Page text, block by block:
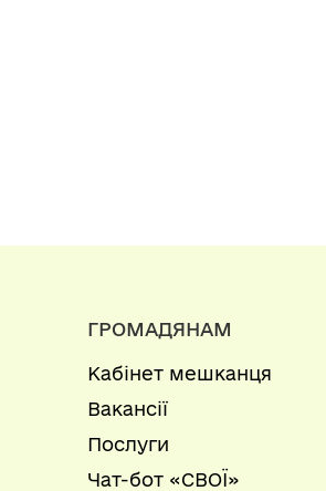
ГРОМАДЯНАМ
Кабінет мешканця
Вакансії
Послуги
Чат-бот «СВОЇ»